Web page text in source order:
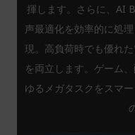
揮します。さらに、AI
声最適化を効率的に処
現。高負荷時でも優れ
を両立します。ゲーム
ゆるメガタスクをスマ